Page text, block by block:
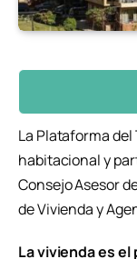
La Plataforma
habitacional y
Consejo Asesor
de Vivienda y
La vivienda es